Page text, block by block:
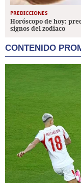
PREDICCIONES
Horóscopo de hoy:
signos del zodiaco
CONTENIDO